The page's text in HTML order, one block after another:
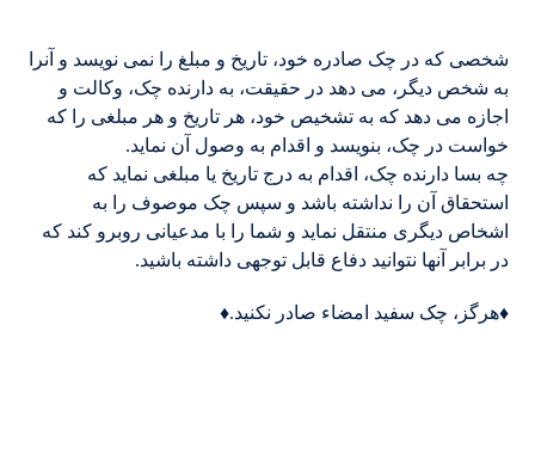
شخصی که در چک صادره خود، تاریخ و مبلغ را نمی نویسد و آنرا
به شخص دیگر، می دهد در حقیقت، به دارنده چک، وکالت و
اجازه می دهد که به تشخیص خود، هر تاریخ و هر مبلغی را که
خواست در چک، بنویسد و اقدام به وصول آن نماید.
چه بسا دارنده چک، اقدام به درج تاریخ یا مبلغی نماید که
استحقاق آن را نداشته باشد و سپس چک موصوف را به
اشخاص دیگری منتقل نماید و شما را با مدعیانی روبرو کند که
در برابر آنها نتوانید دفاع قابل توجهی داشته باشید.
♦️هرگز، چک سفید امضاء صادر نکنید.♦️